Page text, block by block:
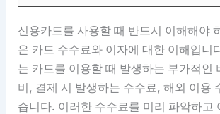
신용카드를 사용할 때 반드시 이해해야
은 카드 수수료와 이자에 대한 이해입니
는 카드를 이용할 때 발생하는 부가적인
비, 결제 시 발생하는 수수료, 해외 이용
습니다. 이러한 수수료를 미리 파악하고